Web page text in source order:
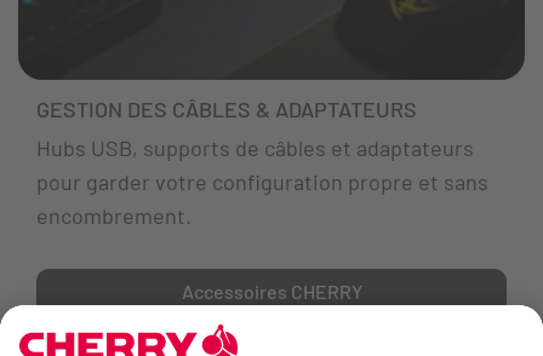
GESTION DES CÂBLES & ADAPTATEURS
Hubs USB, supports de câbles et adaptateurs
pour garder votre configuration propre et sans
encombrement.
Accessoires CHERRY